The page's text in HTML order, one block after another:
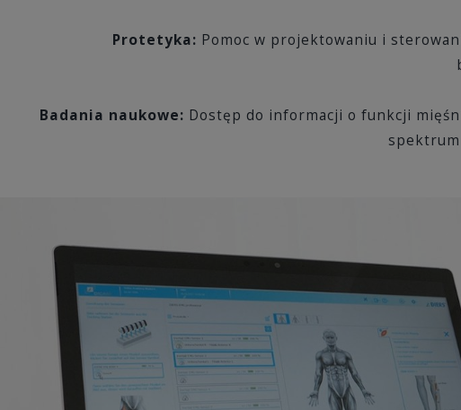
Protetyka: Pomoc w projektowaniu i
Badania naukowe: Dostęp do informacji o funkcji